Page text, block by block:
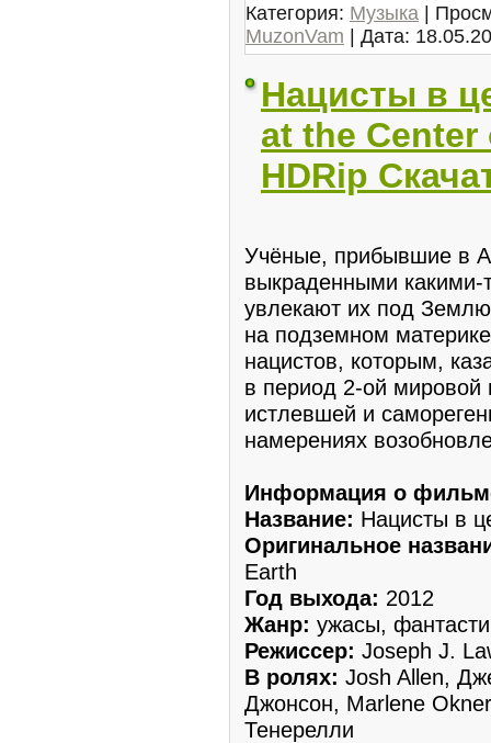
Категория: Музыка |
MuzonVam | Дата:
Нацисты в
at the Center
HDRip
Учёные, прибывшие в
выкраденными
увлекают их под
на подземном
нацистов, которым,
в период 2-ой мировой
истлевшей и
намерениях
Информация о
Название: Нацисты в
Оригинальное
Earth
Год выхода: 2012
Жанр: ужасы,
Режиссер: Joseph J.
В ролях: Josh Allen,
Джонсон, Marlene
Тенерелли